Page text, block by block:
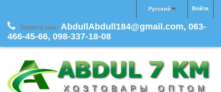
Войти
Русский
Звоните нам: AbdullAbdull184@gmail.com, 063-
466-45-66, 098-337-18-08